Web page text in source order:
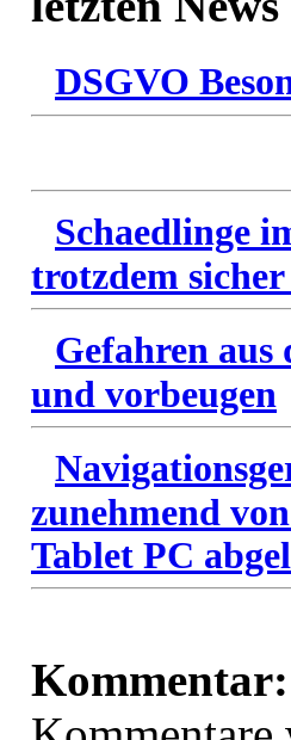
DSGVO
Schaedlinge
trotzdem
Gefahren
und vorbeugen
zunehmend
Tablet PC
Kommentar: